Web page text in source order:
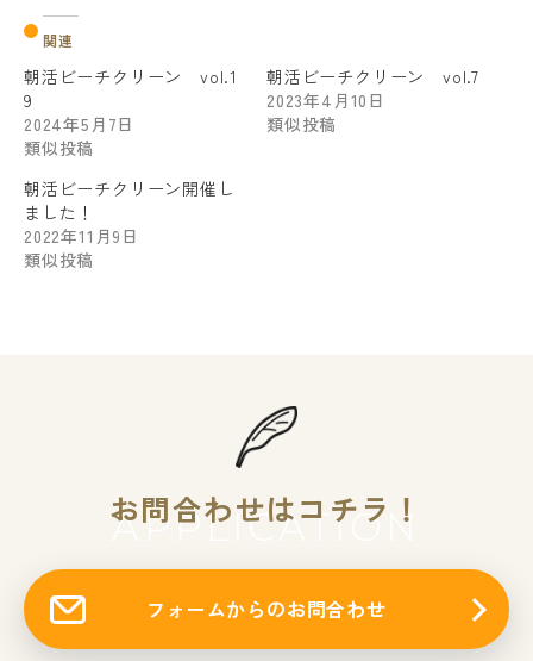
関連
朝活ビーチクリーン vol.1
9
2024年5月7日
類似投稿
朝活ビーチクリーン vol.7
2023年4月10日
類似投稿
朝活ビーチクリーン開催し
ました！
2022年11月9日
類似投稿
お問合わせはコチラ！
APPLICATION
フォームからのお問合わせ